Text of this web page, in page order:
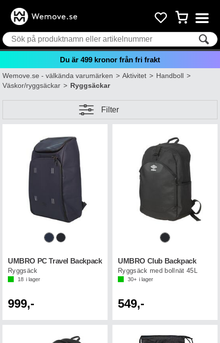
Du är 499 kronor från fri frakt
Wemove.se - välkända varumärken>Aktivitet>Handboll>
Väskor/ryggsäckar>Ryggsäckar
Filter
UMBRO PC Travel Backpack
Ryggsäck
18 i lager
999,-
UMBRO Club Backpack
Ryggsäck med bollnät 45L
30+ i lager
549,-